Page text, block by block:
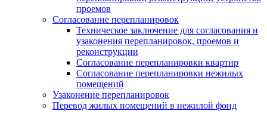
проемов
Согласование перепланировок
Техническое заключение для согласования и
узаконения перепланировок, проемов и
реконструкции
Согласование перепланировки квартир
Согласование перепланировки нежилых
помещений
Узаконение перепланировок
Перевод жилых помещений в нежилой фонд